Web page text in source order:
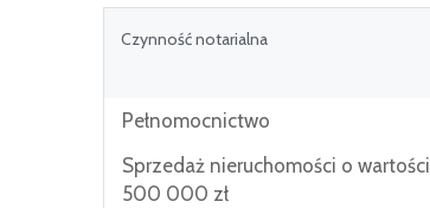
Czynność notarialna
Pełnomocnictwo
Sprzedaż nieruchomości o wartości
500 000 zł